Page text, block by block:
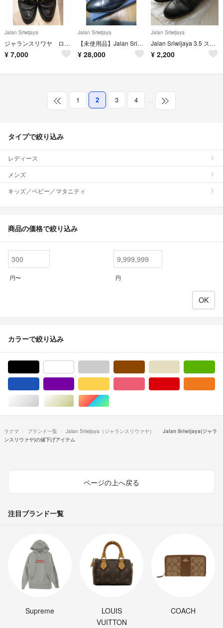
Jalan Sriwijaya
ジャランスリワヤ ローファー 43
¥ 7,000
Jalan Sriwijaya
【未使用品】Jalan Sriwijayaジャランスリワヤ革靴希少サイズ12
¥ 28,000
Jalan Sriwijaya
Jalan Sriwijaya 3.5 ストレートチップ 革靴
¥ 2,200
1 2 3 4 …
タイプで絞り込み
レディース
メンズ
キッズ／ベビー／マタニティ
商品の価格で絞り込み
円〜 円
カラーで絞り込み
シルバー/銀色系ゴールド/金色系マルチカラー
ラクマ ブランド一覧 Jalan Sriwijaya（ジャランスリウァヤ）
Jalan Sriwijaya(ジャラ
ンスリウァヤ)の値下げアイテム
ページの上へ戻る
注目ブランド一覧
Supreme
LOUIS
VUITTON
COACH